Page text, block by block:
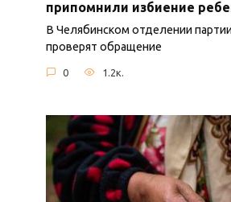
припомнили избиение
В Челябинском отделении
проверят обращение
0 1.2к.